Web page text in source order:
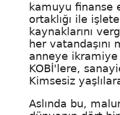
kamuyu finanse
ortaklığı ile
kaynaklarını
her
anneye
KOBİ'lere,
Kimsesiz
Aslında bu,